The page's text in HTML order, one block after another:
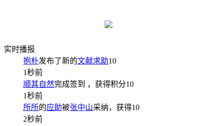
实时播报
抱朴发布了新的文献求助10
1秒前
顺其自然完成签到 ，获得积分10
1秒前
所所的应助被张中山采纳，获得10
2秒前